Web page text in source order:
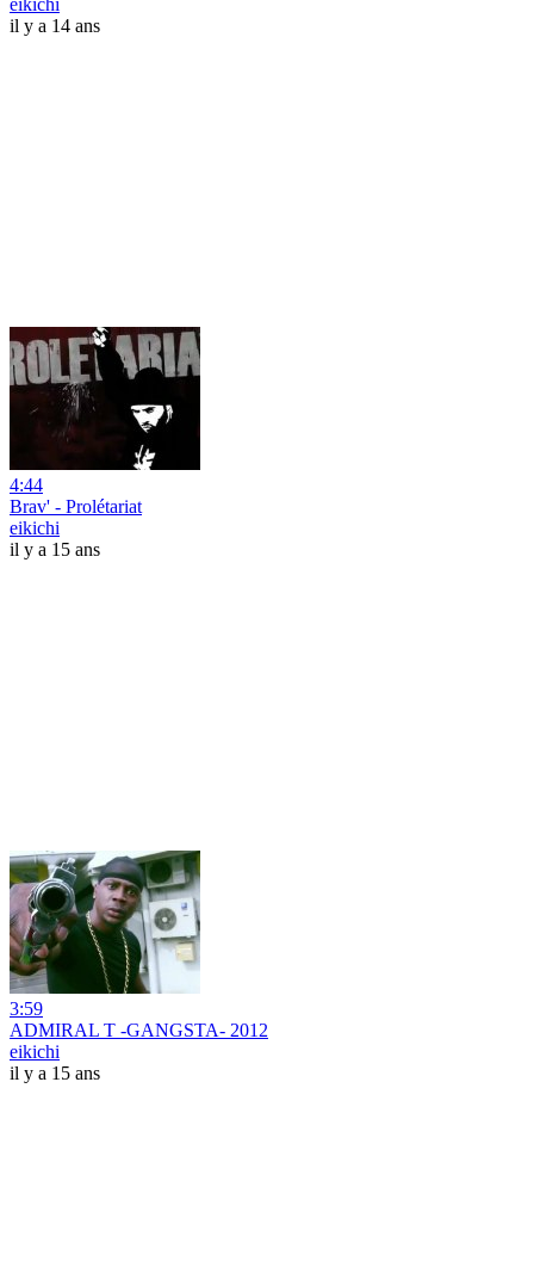
eikichi
il y a 14 ans
4:44
Brav' - Prolétariat
eikichi
il y a 15 ans
3:59
ADMIRAL T -GANGSTA- 2012
eikichi
il y a 15 ans